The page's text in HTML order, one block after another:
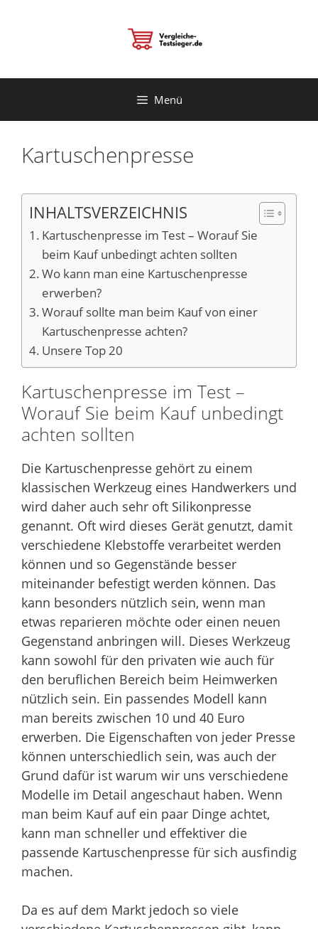
Menü
Kartuschenpresse
INHALTSVERZEICHNIS
Kartuschenpresse im Test – Worauf Sie
beim Kauf unbedingt achten sollten
Wo kann man eine Kartuschenpresse
erwerben?
Worauf sollte man beim Kauf von einer
Kartuschenpresse achten?
Unsere Top 20
Kartuschenpresse im Test –
Worauf Sie beim Kauf unbedingt
achten sollten
Die Kartuschenpresse gehört zu einem
klassischen Werkzeug eines Handwerkers und
wird daher auch sehr oft Silikonpresse
genannt. Oft wird dieses Gerät genutzt, damit
verschiedene Klebstoffe verarbeitet werden
können und so Gegenstände besser
miteinander befestigt werden können. Das
kann besonders nützlich sein, wenn man
etwas reparieren möchte oder einen neuen
Gegenstand anbringen will. Dieses Werkzeug
kann sowohl für den privaten wie auch für
den beruflichen Bereich beim Heimwerken
nützlich sein. Ein passendes Modell kann
man bereits zwischen 10 und 40 Euro
erwerben. Die Eigenschaften von jeder Presse
können unterschiedlich sein, was auch der
Grund dafür ist warum wir uns verschiedene
Modelle im Detail angeschaut haben. Wenn
man beim Kauf auf ein paar Dinge achtet,
kann man schneller und effektiver die
passende Kartuschenpresse für sich ausfindig
machen.
Da es auf dem Markt jedoch so viele